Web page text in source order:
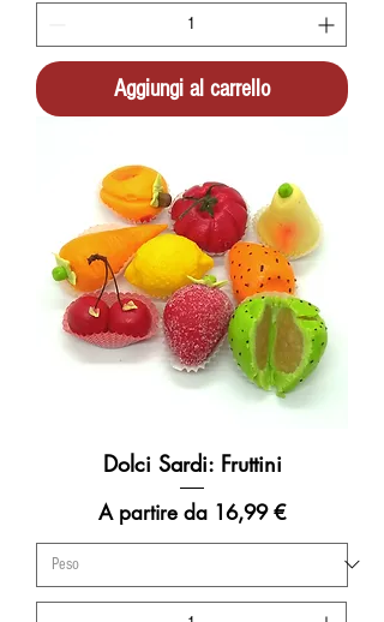
Aggiungi al carrello
Dolci Sardi: Fruttini
A partire da 16,99 €
Prezzo scontato